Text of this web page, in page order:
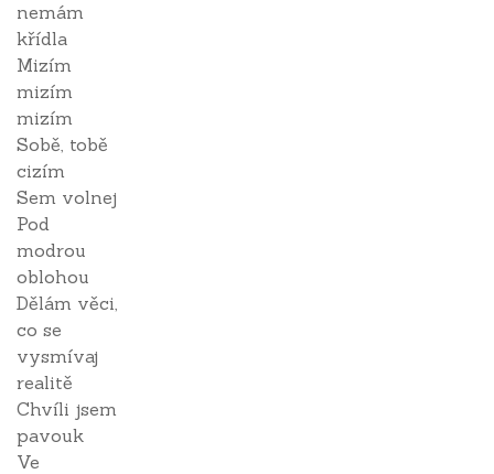
nemám
křídla
Mizím
mizím
mizím
Sobě, tobě
cizím
Sem volnej
Pod
modrou
oblohou
Dělám věci,
co se
vysmívaj
realitě
Chvíli jsem
pavouk
Ve